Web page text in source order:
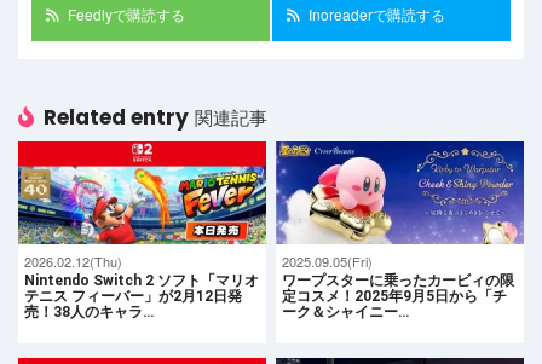
Feedlyで購読する Inoreaderで購読する
Related entry 関連記事
2026.02.12(Thu)
Nintendo Switch 2 ソフト「マリオ
テニス フィーバー」が2月12日発
売！38人のキャラ…
2025.09.05(Fri)
ワープスターに乗ったカービィの限
定コスメ！2025年9月5日から「チ
ーク＆シャイニー…